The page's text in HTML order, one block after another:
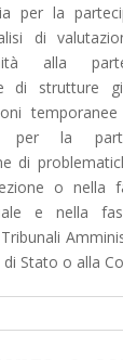
per la
di
alla
di strutture
per la
di
o nella
e nella
di Stato o alla